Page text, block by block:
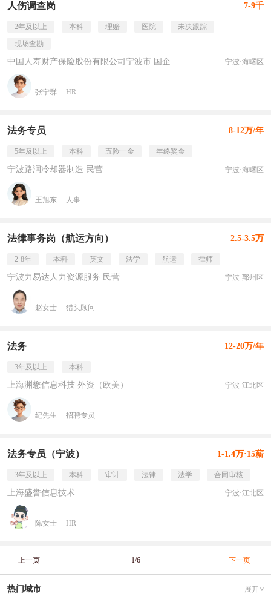
人伤调查岗 7-9千
2年及以上 本科 理赔 医院
未决跟踪
现场查勘
中国人寿财产保险股份有限公司宁波市 国企 宁波·海曙区
张宁群 HR
法务专员 8-12万/年
5年及以上 本科 五险一金 年终奖金
宁波路润冷却器制造 民营 宁波·海曙区
王旭东 人事
法律事务岗（航运方向） 2.5-3.5万
2-8年 本科 英文 法学 航运 律师
宁波力易达人力资源服务 民营 宁波·鄞州区
赵女士 猎头顾问
法务 12-20万/年
3年及以上 本科
上海渊懋信息科技 外资（欧美） 宁波·江北区
纪先生 招聘专员
法务专员（宁波） 1-1.4万·15薪
3年及以上 本科 审计 法律 法学 合同审核
上海盛誉信息技术 宁波·江北区
陈女士 HR
上一页 1/6 下一页
热门城市 展开